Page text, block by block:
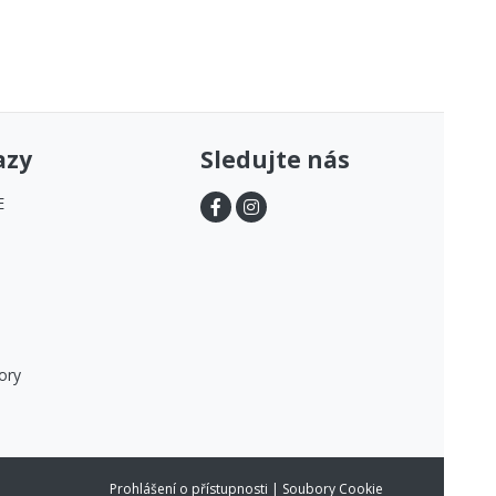
Sledujte nás
Prohlášení o přístupnosti | Soubory Cookie